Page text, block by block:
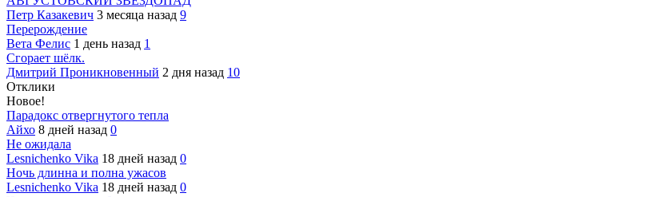
Петр Казакевич 3 месяца назад 9
Перерождение
Вета Фелис 1 день назад 1
Сгорает шёлк.
Дмитрий Проникновенный 2 дня назад 10
Отклики
Новое!
Парадокс отвергнутого тепла
Айхо 8 дней назад 0
Не ожидала
Lesnichenko Vika 18 дней назад 0
Ночь длинна и полна ужасов
Lesnichenko Vika 18 дней назад 0